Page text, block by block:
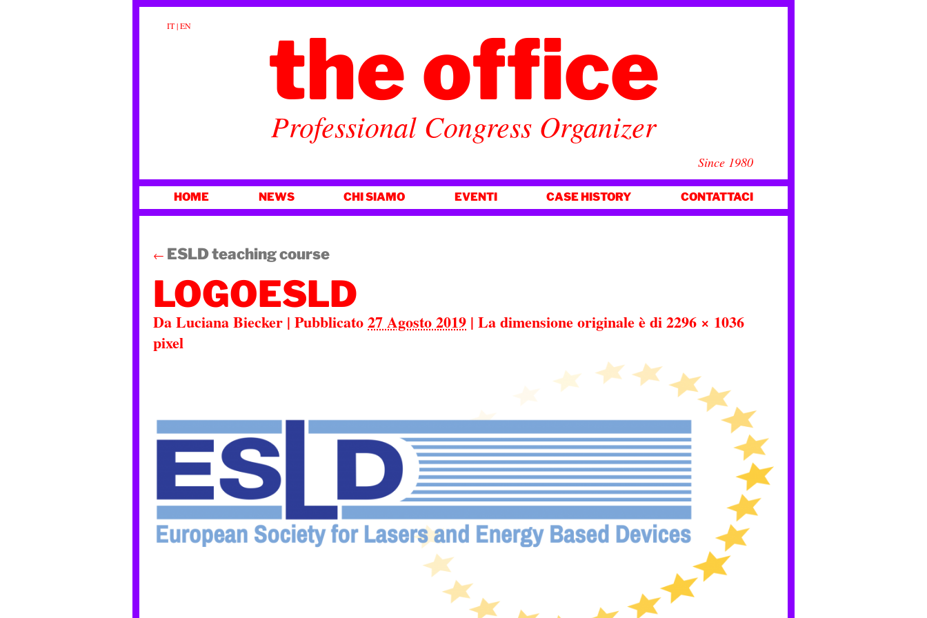
IT|EN the office
Professional Congress Organizer
Since 1980
AL
HOME NEWS CHI SIAMO EVENTI CASE HISTORY CONTATTACI
← ESLD teaching course
LOGOESLD
DaLuciana Biecker | Pubblicato27 Agosto 2019 | La dimensione originale è di2296 × 1036
pixel